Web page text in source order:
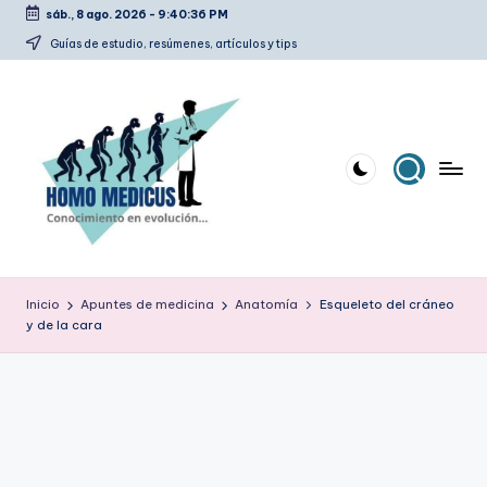
Saltar
sáb., 8 ago. 2026 - 9:40:37 PM
Guías de estudio, resúmenes, artículos y tips
o
m
estudio,
Inicio Apuntes de medicina Anatomía
Esqueleto del cráneo
y de la cara